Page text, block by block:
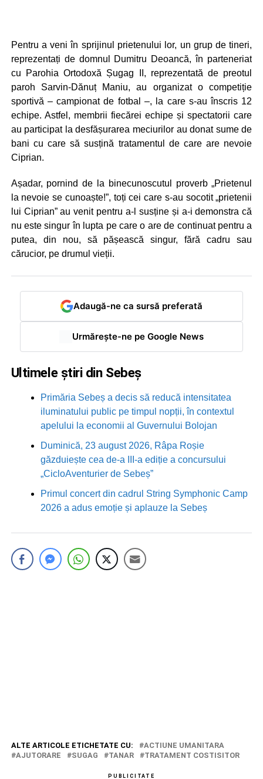
Pentru a veni în sprijinul prietenului lor, un grup de tineri,
reprezentați de domnul Dumitru Deoancă, în parteneriat
cu Parohia Ortodoxă Șugag II, reprezentată de preotul
paroh Sarvin-Dănuț Maniu, au organizat o competiție
sportivă – campionat de fotbal –, la care s-au înscris 12
echipe. Astfel, membrii fiecărei echipe și spectatorii care
au participat la desfășurarea meciurilor au donat sume de
bani cu care să susțină tratamentul de care are nevoie
Ciprian.
Așadar, pornind de la binecunoscutul proverb „Prietenul
la nevoie se cunoaște!”, toți cei care s-au socotit „prietenii
lui Ciprian” au venit pentru a-l susține și a-i demonstra că
nu este singur în lupta pe care o are de continuat pentru a
putea, din nou, să pășească singur, fără cadru sau
cărucior, pe drumul vieții.
Adaugă-ne ca sursă preferată
Urmărește-ne pe Google News
Ultimele știri din Sebeș
Primăria Sebeș a decis să reducă intensitatea
iluminatului public pe timpul nopții, în contextul
apelului la economii al Guvernului Bolojan
Duminică, 23 august 2026, Râpa Roșie
găzduiește cea de-a III-a ediție a concursului
„CicloAventurier de Sebeș”
Primul concert din cadrul String Symphonic Camp
2026 a adus emoție și aplauze la Sebeș
ALTE ARTICOLE ETICHETATE CU:
ACTIUNE UMANITARA
AJUTORARE
SUGAG TANAR TRATAMENT COSTISITOR
PUBLICITATE